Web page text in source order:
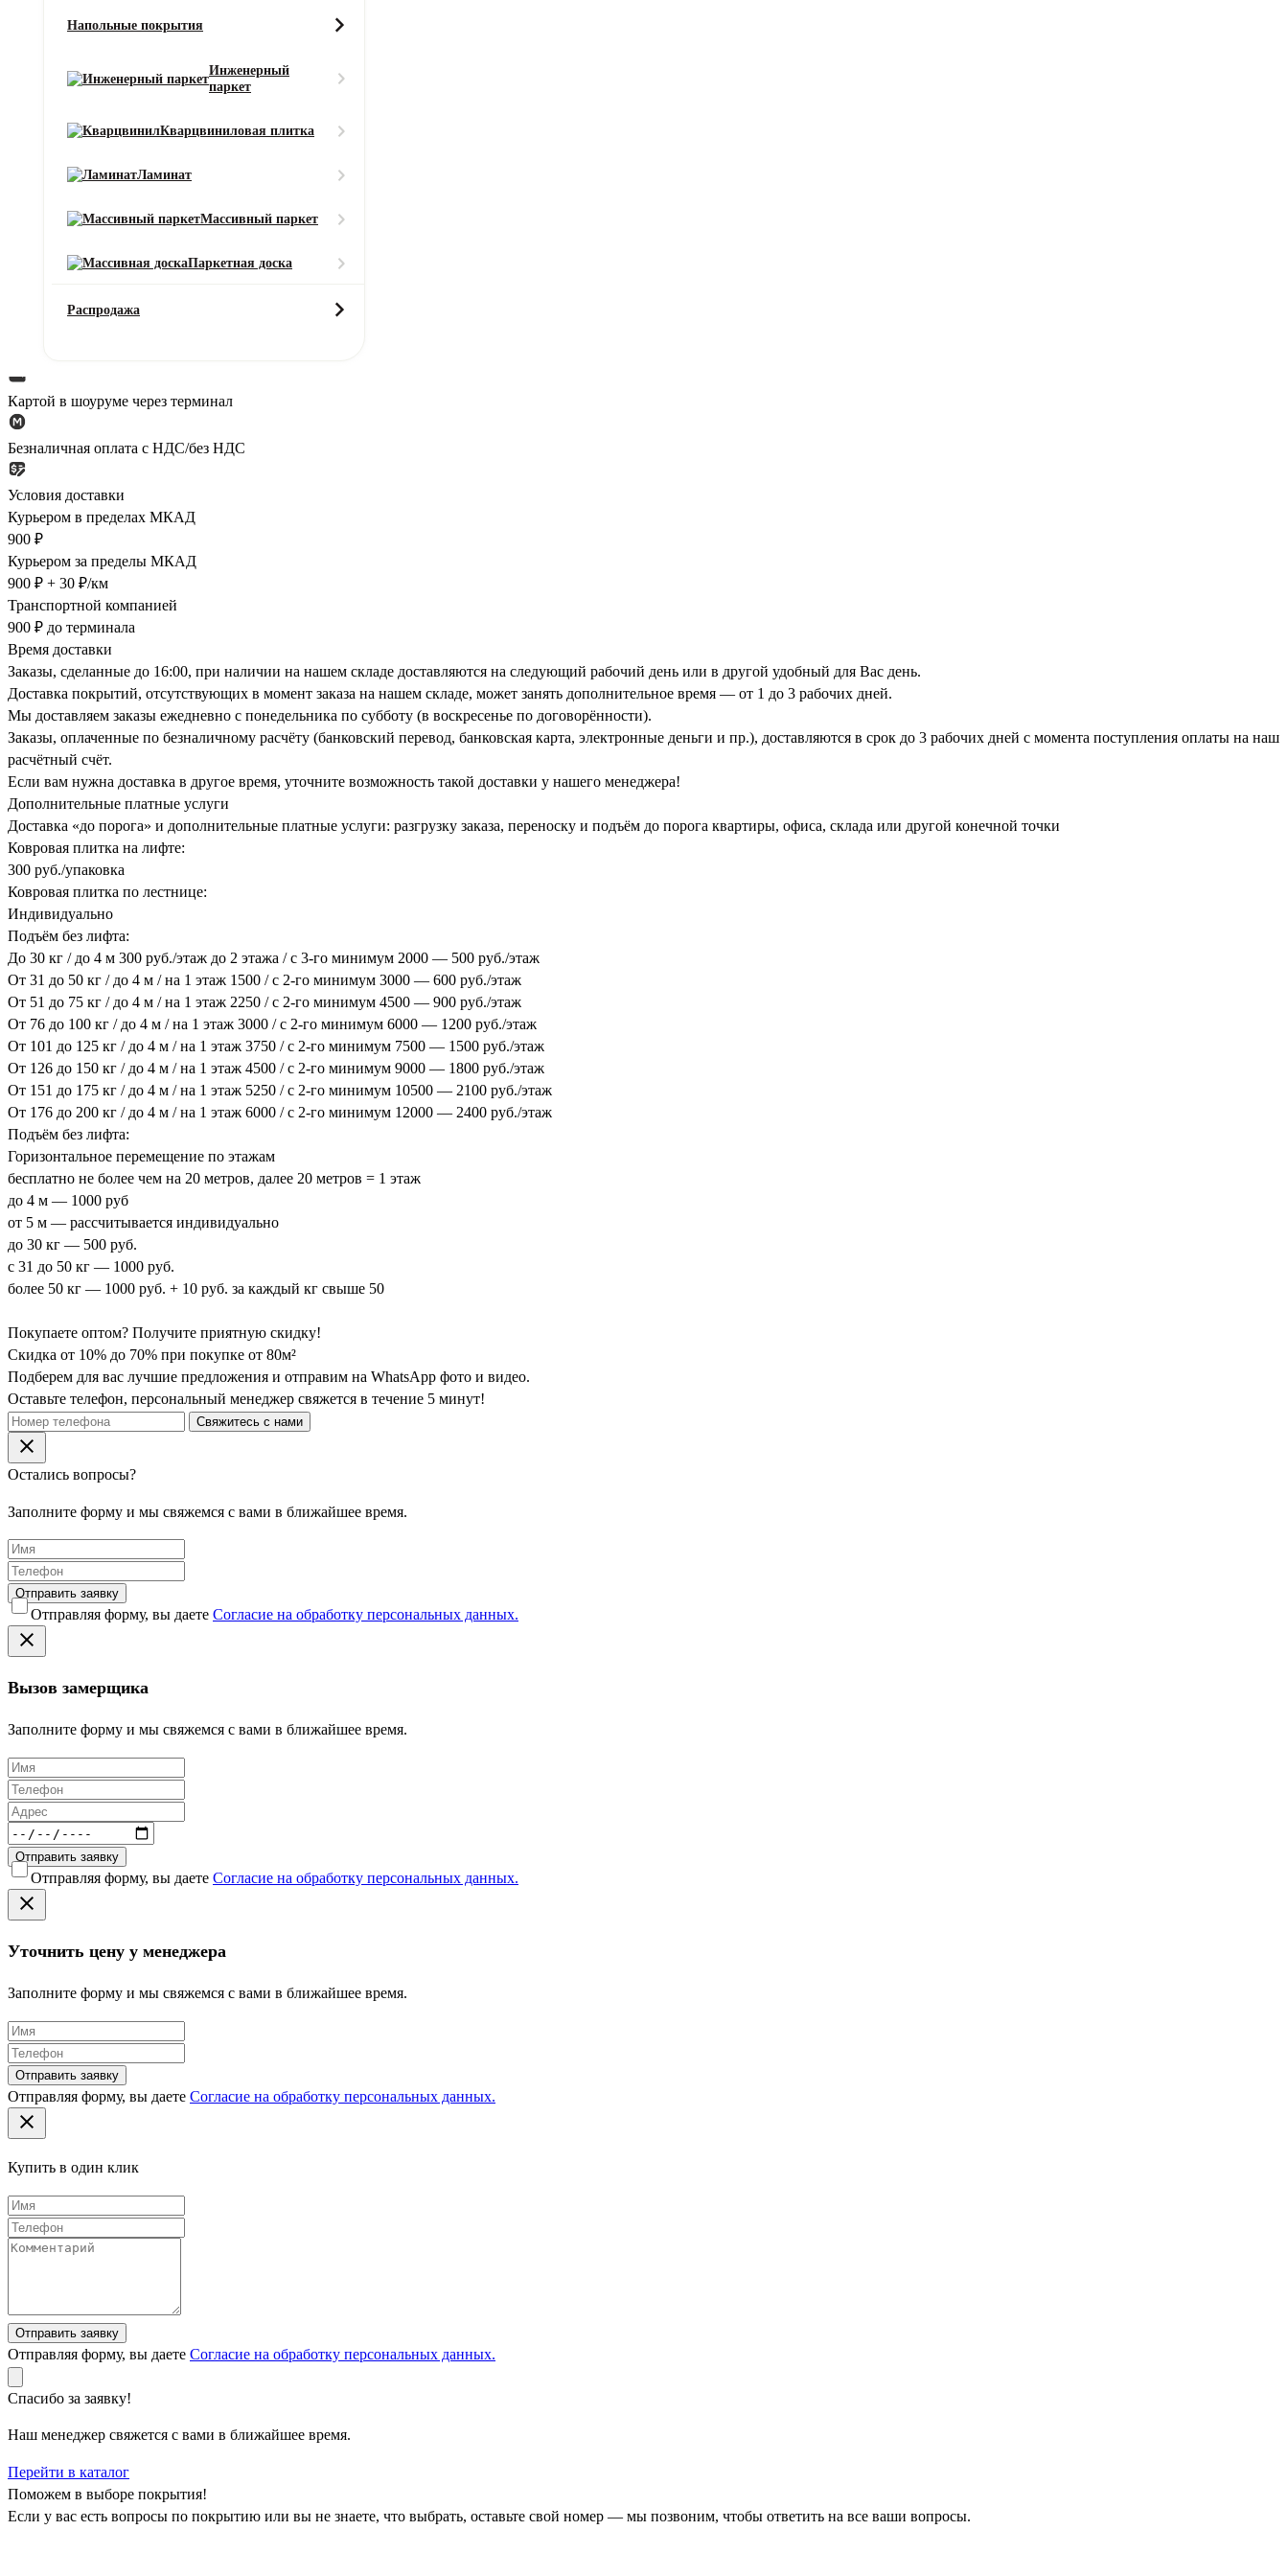
Напольные покрытия
Инженерный
паркет
Кварцвиниловая плитка
Ламинат
Массивный паркет
Паркетная доска
Распродажа
Морозостойкость
Воднодисперсионная
Контактный
300-500 гр/м2
Дополнительные услуги
Картой в шоуруме через терминал
Безналичная оплата с НДС/без НДС
Условия доставки
Курьером в пределах МКАД
900 ₽
Курьером за пределы МКАД
900 ₽ + 30 ₽/км
Транспортной компанией
900 ₽ до терминала
Время доставки
Заказы, сделанные до 16:00, при наличии на нашем складе доставляются на следующий рабочий день или в другой удобный для Вас день.
Доставка покрытий, отсутствующих в момент заказа на нашем складе, может занять дополнительное время — от 1 до 3 рабочих дней.
Мы доставляем заказы ежедневно с понедельника по субботу (в воскресенье по договорённости).
Заказы, оплаченные по безналичному расчёту (банковский перевод, банковская карта, электронные деньги и пр.), доставляются в срок до 3 рабочих дней с момента поступления оплаты на наш
расчётный счёт.
Если вам нужна доставка в другое время, уточните возможность такой доставки у нашего менеджера!
Дополнительные платные услуги
Доставка «до порога» и дополнительные платные услуги: разгрузку заказа, переноску и подъём до порога квартиры, офиса, склада или другой конечной точки
Ковровая плитка на лифте:
300 руб./упаковка
Ковровая плитка по лестнице:
Индивидуально
Подъём без лифта:
До 30 кг / до 4 м 300 руб./этаж до 2 этажа / с 3-го минимум 2000 — 500 руб./этаж
От 31 до 50 кг / до 4 м / на 1 этаж 1500 / с 2-го минимум 3000 — 600 руб./этаж
От 51 до 75 кг / до 4 м / на 1 этаж 2250 / с 2-го минимум 4500 — 900 руб./этаж
От 76 до 100 кг / до 4 м / на 1 этаж 3000 / с 2-го минимум 6000 — 1200 руб./этаж
От 101 до 125 кг / до 4 м / на 1 этаж 3750 / с 2-го минимум 7500 — 1500 руб./этаж
От 126 до 150 кг / до 4 м / на 1 этаж 4500 / с 2-го минимум 9000 — 1800 руб./этаж
От 151 до 175 кг / до 4 м / на 1 этаж 5250 / с 2-го минимум 10500 — 2100 руб./этаж
От 176 до 200 кг / до 4 м / на 1 этаж 6000 / с 2-го минимум 12000 — 2400 руб./этаж
Подъём без лифта:
Горизонтальное перемещение по этажам
бесплатно не более чем на 20 метров, далее 20 метров = 1 этаж
до 4 м — 1000 руб
от 5 м — рассчитывается индивидуально
до 30 кг — 500 руб.
с 31 до 50 кг — 1000 руб.
более 50 кг — 1000 руб. + 10 руб. за каждый кг свыше 50
Покупаете оптом? Получите приятную скидку!
Скидка от 10% до 70% при покупке от 80м²
Подберем для вас лучшие предложения и отправим на WhatsApp фото и видео.
Оставьте телефон, персональный менеджер свяжется в течение 5 минут!
Свяжитесь с нами
Остались вопросы?
Заполните форму и мы свяжемся с вами в ближайшее время.
Отправить заявку
Отправляя форму, вы даете Согласие на обработку персональных данных.
Вызов замерщика
Заполните форму и мы свяжемся с вами в ближайшее время.
Отправить заявку
Отправляя форму, вы даете Согласие на обработку персональных данных.
Уточнить цену у менеджера
Заполните форму и мы свяжемся с вами в ближайшее время.
Отправить заявку
Отправляя форму, вы даете Согласие на обработку персональных данных.
Купить в один клик
Отправить заявку
Отправляя форму, вы даете Согласие на обработку персональных данных.
Спасибо за заявку!
Наш менеджер свяжется с вами в ближайшее время.
Перейти в каталог
Поможем в выборе покрытия!
Если у вас есть вопросы по покрытию или вы не знаете, что выбрать, оставьте свой номер — мы позвоним, чтобы ответить на все ваши вопросы.